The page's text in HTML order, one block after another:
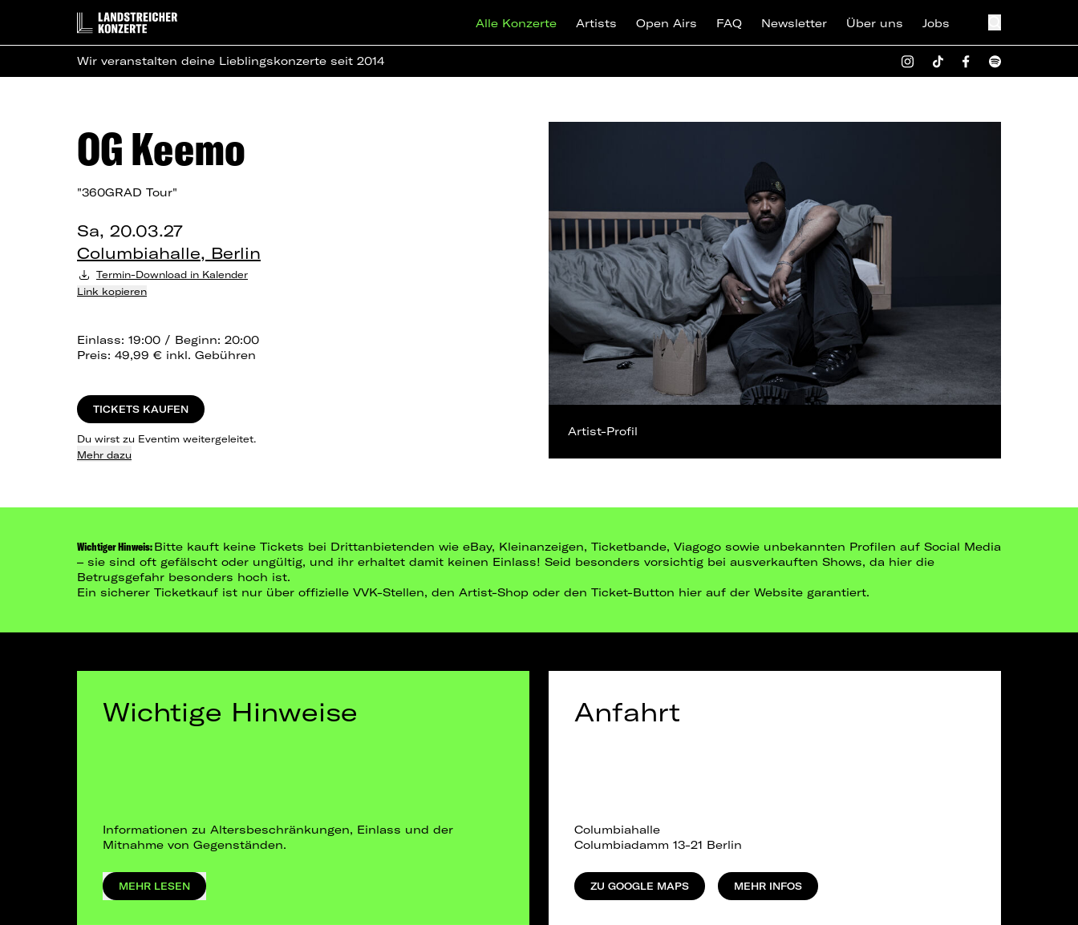
Alle Konzerte Artists Open Airs FAQ Newsletter Über uns Jobs
Wir veranstalten deine Lieblingskonzerte seit 2014
OG Keemo
"360GRAD Tour"
Sa, 20.03.27
Columbiahalle, Berlin
Termin-Download in Kalender
Link kopieren
Einlass: 19:00 / Beginn: 20:00
Preis: 49,99 € inkl. Gebühren
TICKETS KAUFEN
Du wirst zu Eventim weitergeleitet.
Mehr dazu
Artist-Profil
Wichtiger Hinweis:Bitte kauft keine Tickets bei Drittanbietenden wie eBay, Kleinanzeigen, Ticketbande, Viagogo sowie unbekannten Profilen auf Social Media
– sie sind oft gefälscht oder ungültig, und ihr erhaltet damit keinen Einlass! Seid besonders vorsichtig bei ausverkauften Shows, da hier die
Betrugsgefahr besonders hoch ist.
Ein sicherer Ticketkauf ist nur über offizielle VVK-Stellen, den Artist-Shop oder den Ticket-Button hier auf der Website garantiert.
Wichtige Hinweise
Informationen zu Altersbeschränkungen, Einlass und der
Mitnahme von Gegenständen.
MEHR LESEN
Anfahrt
Columbiahalle
Columbiadamm 13-21 Berlin
ZU GOOGLE MAPS MEHR INFOS